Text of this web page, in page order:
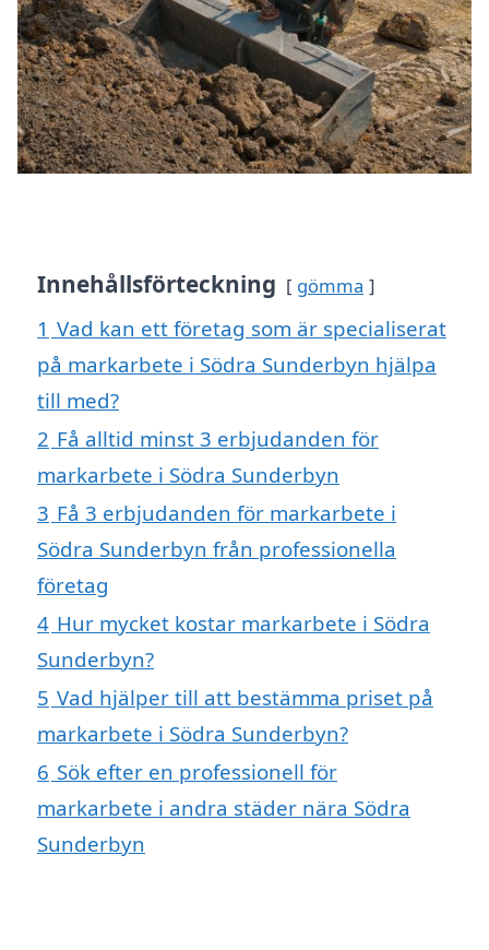
Innehållsförteckning gömma
1 Vad kan ett företag som är specialiserat
på markarbete i Södra Sunderbyn hjälpa
till med?
2 Få alltid minst 3 erbjudanden för
markarbete i Södra Sunderbyn
3 Få 3 erbjudanden för markarbete i
Södra Sunderbyn från professionella
företag
4 Hur mycket kostar markarbete i Södra
Sunderbyn?
5 Vad hjälper till att bestämma priset på
markarbete i Södra Sunderbyn?
6 Sök efter en professionell för
markarbete i andra städer nära Södra
Sunderbyn